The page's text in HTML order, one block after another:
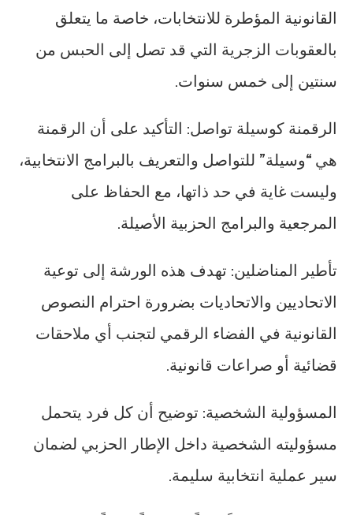
القانونية المؤطرة للانتخابات، خاصة ما يتعلق
بالعقوبات الزجرية التي قد تصل إلى الحبس من
سنتين إلى خمس سنوات.
الرقمنة كوسيلة تواصل: التأكيد على أن الرقمنة
هي “وسيلة” للتواصل والتعريف بالبرامج الانتخابية،
وليست غاية في حد ذاتها، مع الحفاظ على
المرجعية والبرامج الحزبية الأصيلة.
تأطير المناضلين: تهدف هذه الورشة إلى توعية
الاتحاديين والاتحاديات بضرورة احترام النصوص
القانونية في الفضاء الرقمي لتجنب أي ملاحقات
قضائية أو صراعات قانونية.
المسؤولية الشخصية: توضيح أن كل فرد يتحمل
مسؤوليته الشخصية داخل الإطار الحزبي لضمان
سير عملية انتخابية سليمة.